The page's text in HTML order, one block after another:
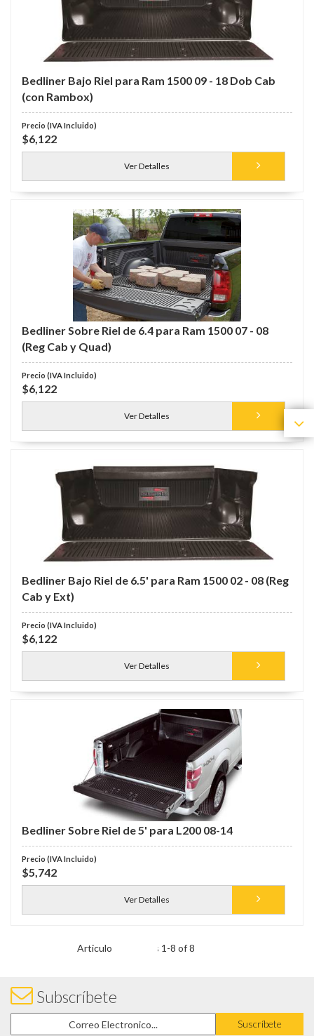
Bedliner Bajo Riel para Ram 1500 09 - 18 Dob Cab
(con Rambox)
$6,122
Ver Detalles
Bedliner Sobre Riel de 6.4 para Ram 1500 07 - 08
(Reg Cab y Quad)
$6,122
Ver Detalles
Bedliner Bajo Riel de 6.5' para Ram 1500 02 - 08 (Reg
Cab y Ext)
$6,122
Ver Detalles
Bedliner Sobre Riel de 5' para L200 08-14
$5,742
Ver Detalles
Items 1-8 of 8
Subscríbete